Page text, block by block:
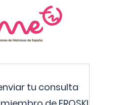
tu consulta